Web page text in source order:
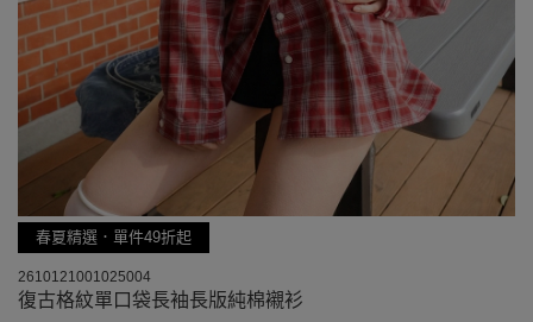
春夏精選．單件49折起
2610121001025004
復古格紋單口袋長袖長版純棉襯衫